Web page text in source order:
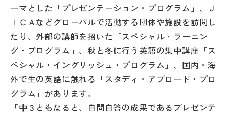
ーマとした「プレゼンテーション・プログラム」、Ｊ
ＩＣＡなどグローバルで活動する団体や施設を訪問し
たり、外部の講師を招いた「スペシャル・ラーニン
グ・プログラム」、秋と冬に行う英語の集中講座「ス
ペシャル・イングリッシュ・プログラム」、国内・海
外で生の英語に触れる「スタディ・アブロード・プロ
グラム」があります。
「中３ともなると、自問自答の成果であるプレゼンテ